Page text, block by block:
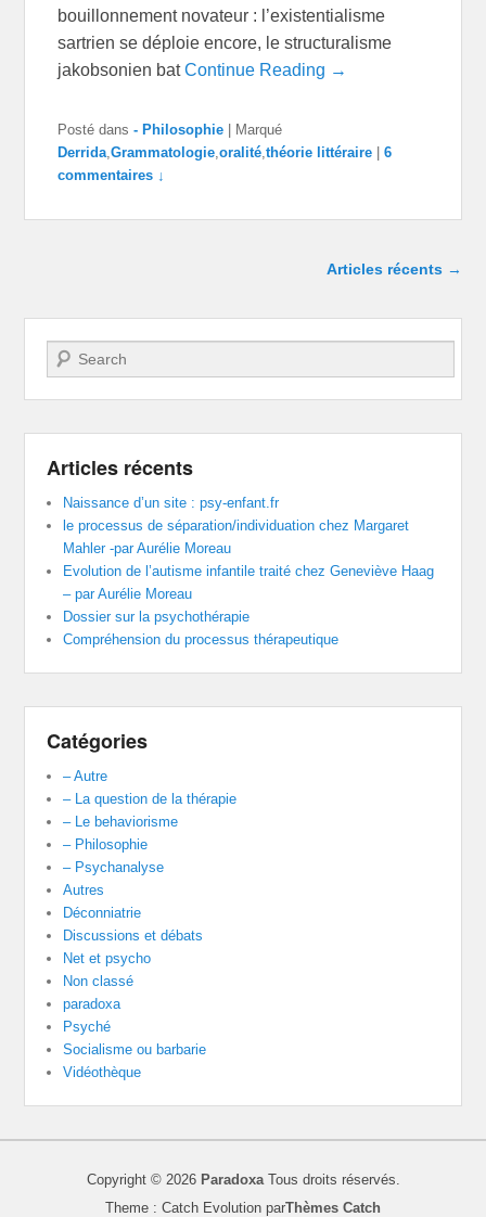
bouillonnement novateur : l’existentialisme
sartrien se déploie encore, le structuralisme
jakobsonien batContinue Reading →
Posté dans - Philosophie
Marqué
Derrida,Grammatologie,oralité,théorie littéraire |6
commentaires ↓
Articles récents →
Recherche
Articles récents
Naissance d’un site : psy-enfant.fr
le processus de séparation/individuation chez Margaret
Mahler -par Aurélie Moreau
Evolution de l’autisme infantile traité chez Geneviève Haag
– par Aurélie Moreau
Dossier sur la psychothérapie
Compréhension du processus thérapeutique
Catégories
– Autre
– La question de la thérapie
– Le behaviorisme
– Philosophie
– Psychanalyse
Autres
Déconniatrie
Discussions et débats
Net et psycho
Non classé
paradoxa
Psyché
Socialisme ou barbarie
Vidéothèque
Copyright © 2026 ParadoxaTous droits réservés.
Theme : Catch Evolution parThèmes Catch